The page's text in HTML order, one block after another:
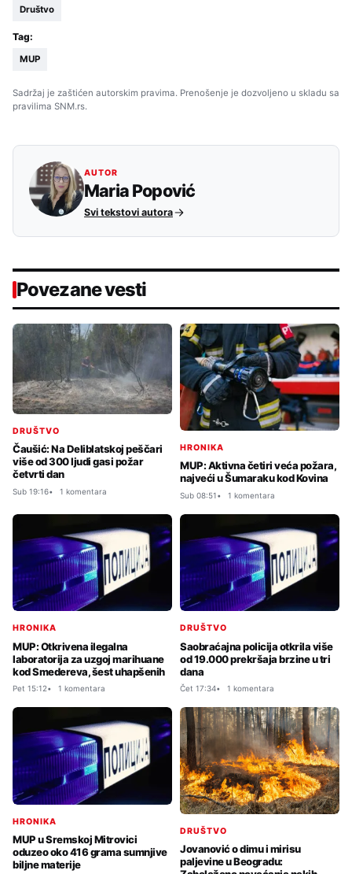
Društvo
Tag:
MUP
Sadržaj je zaštićen autorskim pravima. Prenošenje je dozvoljeno u skladu sa
pravilima SNM.rs.
AUTOR
Maria Popović
Svi tekstovi autora
Povezane vesti
DRUŠTVO
Čaušić: Na Deliblatskoj peščari
više od 300 ljudi gasi požar
četvrti dan
Sub 19:16 1 komentara
HRONIKA
MUP: Aktivna četiri veća požara,
najveći u Šumaraku kod Kovina
Sub 08:51 1 komentara
HRONIKA
MUP: Otkrivena ilegalna
laboratorija za uzgoj marihuane
kod Smedereva, šest uhapšenih
Pet 15:12 1 komentara
DRUŠTVO
Saobraćajna policija otkrila više
od 19.000 prekršaja brzine u tri
dana
Čet 17:34 1 komentara
HRONIKA
MUP u Sremskoj Mitrovici
oduzeo oko 416 grama sumnjive
biljne materije
DRUŠTVO
Jovanović o dimu i mirisu
paljevine u Beogradu: